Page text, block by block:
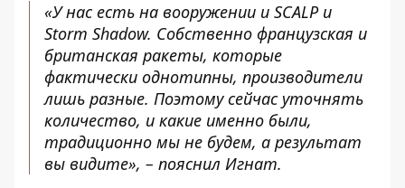
«У нас есть на вооружении и SCALP и
Storm Shadow. Собственно французская и
британская ракеты, которые
фактически однотипны, производители
лишь разные. Поэтому сейчас уточнять
количество, и какие именно были,
традиционно мы не будем, а результат
вы видите», – пояснил Игнат.